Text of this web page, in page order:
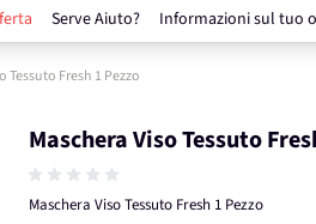
Serve Aiuto? Informazioni sul tuo
Tessuto Fresh 1 Pezzo
Maschera Viso Tessuto
Maschera Viso Tessuto Fresh 1 Pezzo